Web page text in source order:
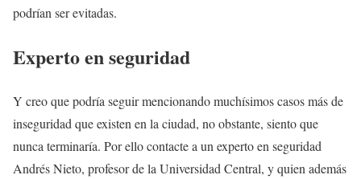
podrían ser evitadas.
Experto en seguridad
Y creo que podría seguir mencionando muchísimos casos más de
inseguridad que existen en la ciudad, no obstante, siento que
nunca terminaría. Por ello contacte a un experto en seguridad
Andrés Nieto, profesor de la Universidad Central, y quien además